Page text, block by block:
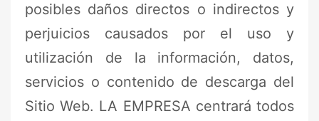
posibles daños directos o indirectos y
perjuicios causados por el uso y
utilización de la información, datos,
servicios o contenido de descarga del
Sitio Web. LA EMPRESA centrará todos